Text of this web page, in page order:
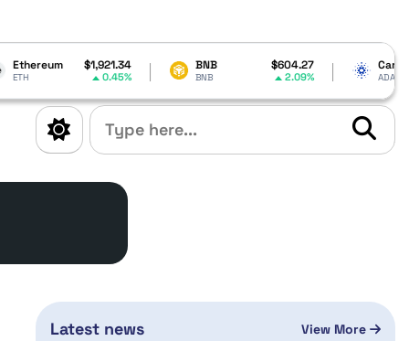
BNB $604.27
BNB 2.09%
Cardano $0.199797
ADA 0.78%
Latest news View More